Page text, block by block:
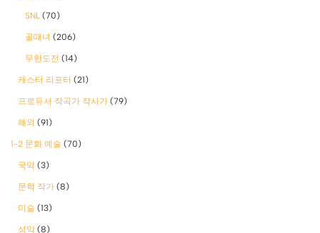
SNL (70)
골때녀 (206)
무한도전 (14)
캐스터 리포터 (21)
프로듀서 작곡가 작사가 (79)
해외 (91)
1-2 문화 예술 (70)
국악 (3)
문학 작가 (8)
미술 (13)
성악 (8)